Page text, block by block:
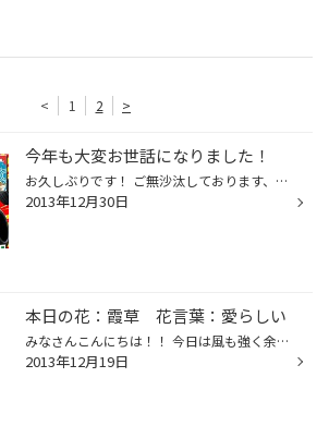
< 1 2 >
今年も大変お世話になりました！
お久しぶりです！ ご無沙汰しております、ふじかわです(^o^) 2013年もあと1日！！！ 今年は本当にあっという間でした～。 充実していたということでしょうかね!?(^O^) 2013年は大変お世話になりました(^^) 新年の“初売り”は1月4日(土)10：00～です！ 2014年もタイヤ館天山をよろしくお願いいたしま...
2013年12月30日
本日の花：霞草 花言葉：愛らしい
みなさんこんにちは！！ 今日は風も強く余計に寒かったですね(>_
2013年12月19日